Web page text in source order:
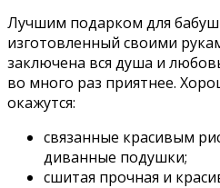
Лучшим подарком для
изготовленный своими
заключена вся душа и
во много раз приятнее.
окажутся:
связанные красивым
диванные подушки;
сшитая прочная и